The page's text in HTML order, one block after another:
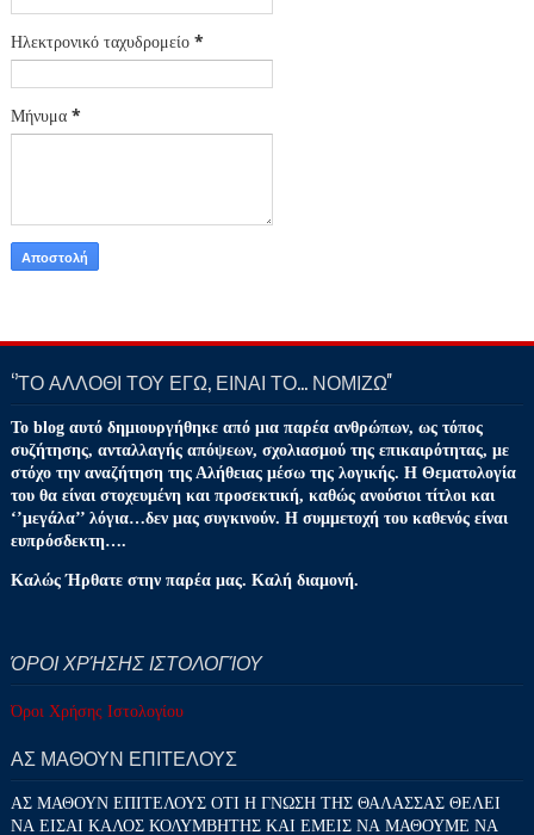
Ηλεκτρονικό ταχυδρομείο *
Μήνυμα *
‘’ΤΟ ΑΛΛΟΘΙ ΤΟΥ ΕΓΩ, ΕΙΝΑΙ ΤΟ… ΝΟΜΙΖΩ''
Το blog αυτό δημιουργήθηκε από μια παρέα ανθρώπων, ως τόπος
συζήτησης, ανταλλαγής απόψεων, σχολιασμού της επικαιρότητας, με
στόχο την αναζήτηση της Αλήθειας μέσω της λογικής. Η Θεματολογία
του θα είναι στοχευμένη και προσεκτική, καθώς ανούσιοι τίτλοι και
‘’μεγάλα’’ λόγια…δεν μας συγκινούν. Η συμμετοχή του καθενός είναι
ευπρόσδεκτη….
Καλώς Ήρθατε στην παρέα μας. Καλή διαμονή.
ΌΡΟΙ ΧΡΉΣΗΣ ΙΣΤΟΛΟΓΊΟΥ
Όροι Χρήσης Ιστολογίου
ΑΣ ΜΑΘΟΥΝ ΕΠΙΤΕΛΟΥΣ
ΑΣ ΜΑΘΟΥΝ ΕΠΙΤΕΛΟΥΣ ΟΤΙ Η ΓΝΩΣΗ ΤΗΣ ΘΑΛΑΣΣΑΣ ΘΕΛΕΙ
ΝΑ ΕΙΣΑΙ ΚΑΛΟΣ ΚΟΛΥΜΒΗΤΗΣ ΚΑΙ ΕΜΕΙΣ ΝΑ ΜΑΘΟΥΜΕ ΝΑ